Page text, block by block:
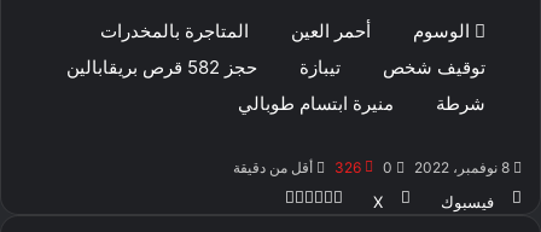
الوسوم أحمر العين
المتاجرة بالمخدرات
توقيف شخص
تيبازة
حجز 582 قرص بريقابالين
شرطة
منيرة ابتسام طوبالي
8 نوفمبر، 2022 0
326 أقل من دقيقة
فيسبوك ‫X